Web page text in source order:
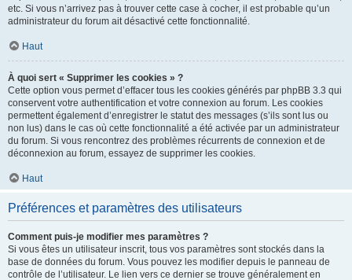
etc. Si vous n’arrivez pas à trouver cette case à cocher, il est probable qu’un
administrateur du forum ait désactivé cette fonctionnalité.
Haut
À quoi sert « Supprimer les cookies » ?
Cette option vous permet d’effacer tous les cookies générés par phpBB 3.3 qui
conservent votre authentification et votre connexion au forum. Les cookies
permettent également d’enregistrer le statut des messages (s’ils sont lus ou
non lus) dans le cas où cette fonctionnalité a été activée par un administrateur
du forum. Si vous rencontrez des problèmes récurrents de connexion et de
déconnexion au forum, essayez de supprimer les cookies.
Haut
Préférences et paramètres des utilisateurs
Comment puis-je modifier mes paramètres ?
Si vous êtes un utilisateur inscrit, tous vos paramètres sont stockés dans la
base de données du forum. Vous pouvez les modifier depuis le panneau de
contrôle de l’utilisateur. Le lien vers ce dernier se trouve généralement en